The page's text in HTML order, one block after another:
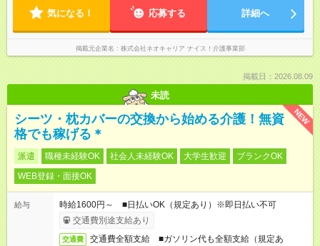
気になる！ 応募する 詳細へ
掲載元企業名 株式会社ネオキャリア ナイス！介護事業部
掲載日：2026.08.09
未読
NEW
シーツ・枕カバーの交換から始める介護！無資
格でも稼げる＊
派遣 職種未経験OK 社会人未経験OK 大学生歓迎
ブランクOK
WEB登録・面接OK
給与
時給1600円～ ■日払いOK（規定あり）※即日払い不可
交通費別途支給あり
交通費
交通費全額支給 ■ガソリン代も全額支給（規定あ